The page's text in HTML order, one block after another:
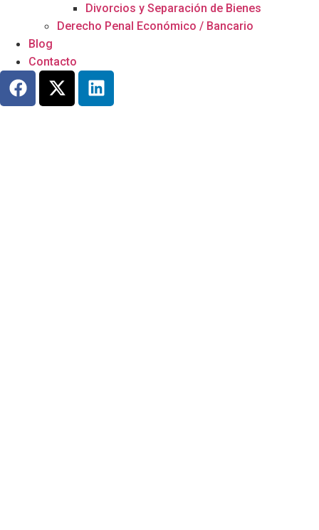
Divorcios y Separación de Bienes
Derecho Penal Económico / Bancario
Blog
Contacto